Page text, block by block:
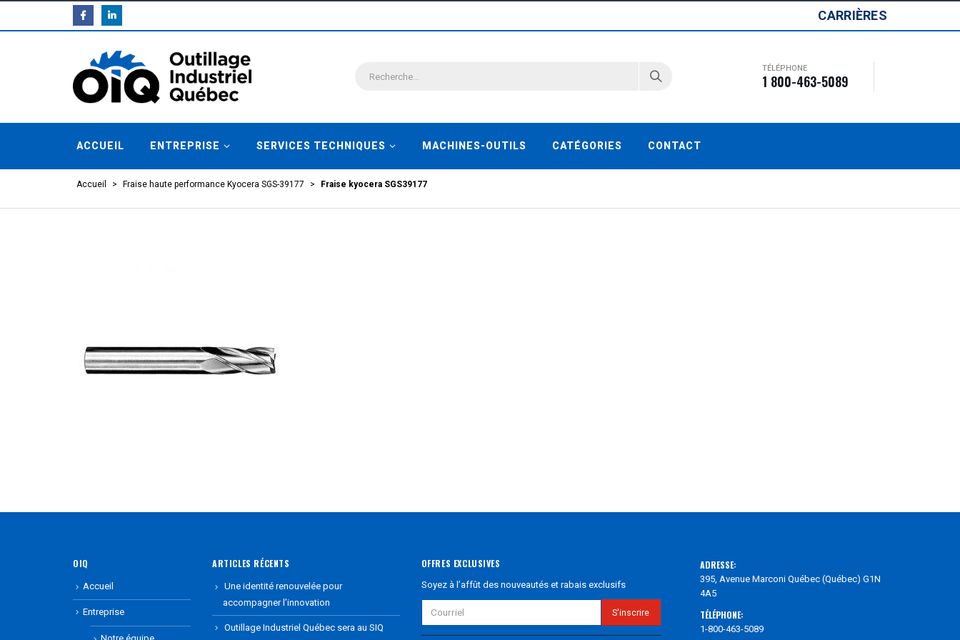
CARRIÈRES
TÉLÉPHONE
1 800-463-5089
ACCUEIL ENTREPRISE SERVICES TECHNIQUES MACHINES-OUTILS CATÉGORIES CONTACT
Accueil > Fraise haute performance Kyocera SGS-39177 > Fraise kyocera SGS39177
OIQ
Accueil
Entreprise
ARTICLES RÉCENTS
Une identité renouvelée pour
accompagner l’innovation
Outillage Industriel Québec sera au SIQ
OFFRES EXCLUSIVES
Soyez à l’affût des nouveautés et rabais exclusifs
ADRESSE:
395, Avenue Marconi Québec (Québec) G1N
4A5
TÉLÉPHONE:
1-800-463-5089